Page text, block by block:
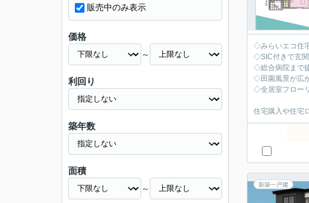
◇みらいエコ住
◇SIC付きで玄関
◇総合病院まで
◇田園風景が広
◇全居室フロー
住宅購入や住宅
新築一戸建
販売中のみ表示
価格
～
利回り
築年数
面積
～